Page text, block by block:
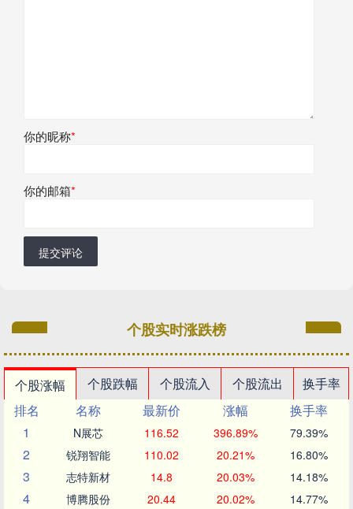
你的昵称*
你的邮箱*
提交评论
个股实时涨跌榜
个股涨幅 个股跌幅 个股流入 个股流出
换手率
排名
名称 最新价 涨幅
换手率
1
N展芯 116.52 396.89% 79.39%
2 锐翔智能 110.02 20.21% 16.80%
3 志特新材 14.8 20.03% 14.18%
4 博腾股份 20.44 20.02% 14.77%